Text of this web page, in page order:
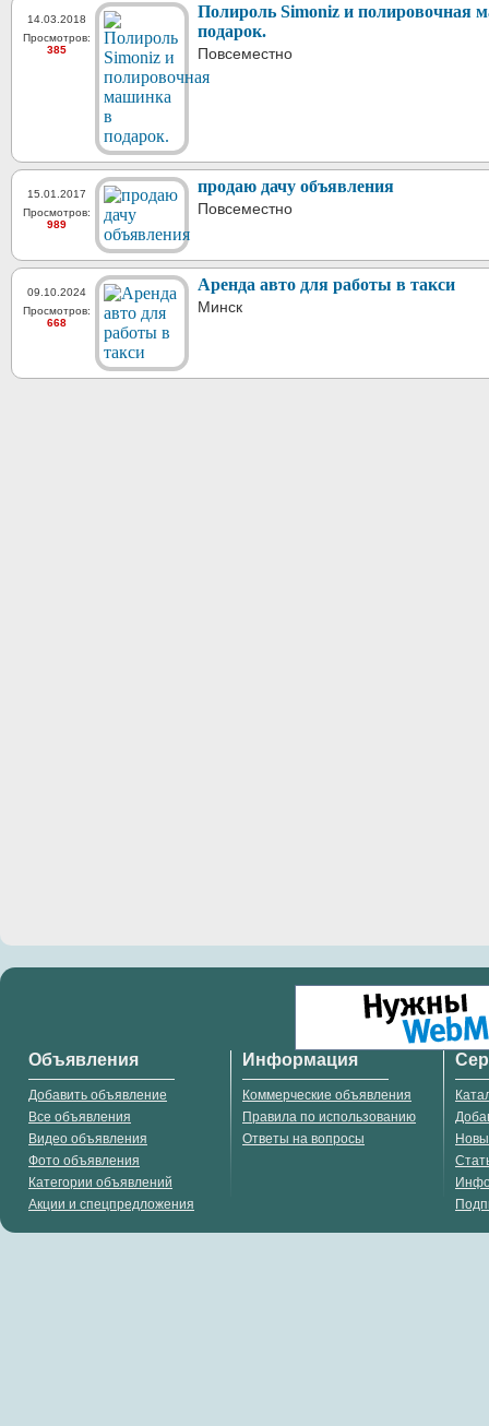
14.03.2018
Просмотров:
385
Полироль Simoniz и полировочная
подарок.
Повсеместно
15.01.2017
Просмотров:
989
продаю дачу объявления
Повсеместно
09.10.2024
Просмотров:
668
Аренда авто для работы в такси
Минск
Объявления
Добавить объявление
Все объявления
Видео объявления
Фото объявления
Категории объявлений
Акции и спецпредложения
Информация
Коммерческие объявления
Правила по использованию
Ответы на вопросы